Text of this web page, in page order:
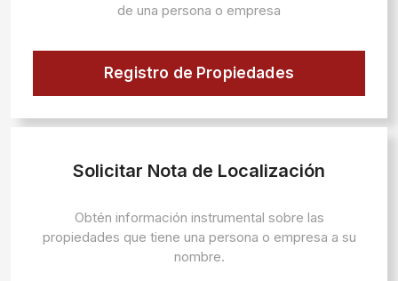
de una persona o empresa
Registro de Propiedades
Solicitar Nota de Localización
Obtén información instrumental sobre las
propiedades que tiene una persona o empresa a su
nombre.